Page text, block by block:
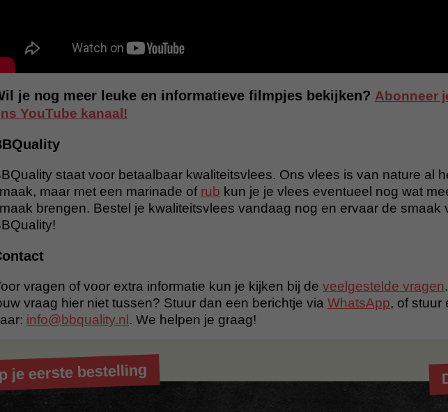
je nog meer leuke en informatieve filmpjes bekijken? Abonneer
YouTube kanaal!
staat voor betaalbaar kwaliteitsvlees. Ons vlees is van nature al
maar met een marinade of rub kun je je vlees eventueel nog wat
brengen. Bestel je kwaliteitsvlees vandaag nog en ervaar de smaak
vragen of voor extra informatie kun je kijken bij de veelgestelde vragen
vraag hier niet tussen? Stuur dan een berichtje via WhatsApp, of stuur
info@bbquality.nl . We helpen je graag!
je eerste bestelling